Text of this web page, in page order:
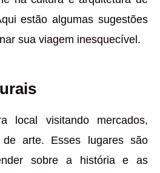
estão algumas sugestões
sua viagem inesquecível.
local visitando mercados,
arte. Esses lugares são
sobre a história e as